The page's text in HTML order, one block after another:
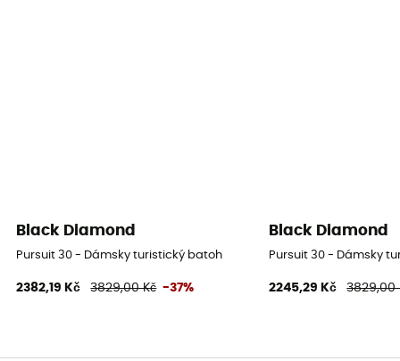
Black Diamond
Pursuit 30 - Dámsky turistický batoh
2382,19 Kč 3829,00 Kč -37%
Black Diamond
Pursuit 30 - Dámsky
2245,29 Kč 3829,00